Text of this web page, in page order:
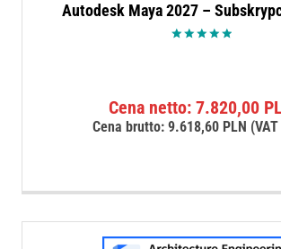
Autodesk Maya 2027 –
Cena netto:7.820,00
Cena brutto:9.618,60 PLN